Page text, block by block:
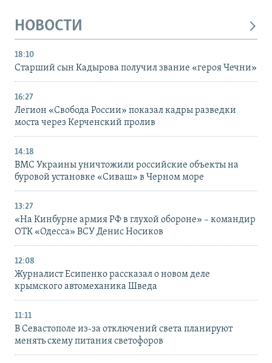
НОВОСТИ
18:10
Старший сын Кадырова получил звание «героя Чечни»
16:27
Легион «Свобода России» показал кадры разведки
моста через Керченский пролив
14:18
ВМС Украины уничтожили российские объекты на
буровой установке «Сиваш» в Черном море
13:27
«На Кинбурне армия РФ в глухой обороне» – командир
ОТК «Одесса» ВСУ Денис Носиков
12:08
Журналист Есипенко рассказал о новом деле
крымского автомеханика Шведа
11:11
В Севастополе из-за отключений света планируют
менять схему питания светофоров